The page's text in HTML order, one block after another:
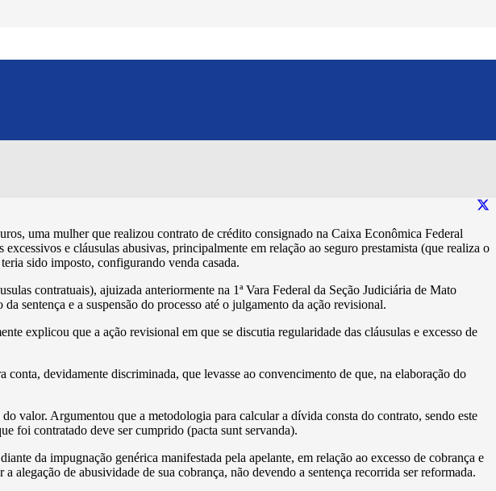
relativos ao suposto excesso na
uma mulher que realizou contrato de crédito consignado na Caixa Econômica Federal
e cláusulas abusivas, principalmente em relação ao seguro prestamista (que realiza o
sido imposto, configurando venda casada.
contratuais), ajuizada anteriormente na 1ª Vara Federal da Seção Judiciária de Mato
sentença e a suspensão do processo até o julgamento da ação revisional.
explicou que a ação revisional em que se discutia regularidade das cláusulas e excesso de
conta, devidamente discriminada, que levasse ao convencimento de que, na elaboração do
valor. Argumentou que a metodologia para calcular a dívida consta do contrato, sendo este
foi contratado deve ser cumprido (pacta sunt servanda).
da impugnação genérica manifestada pela apelante, em relação ao excesso de cobrança e
de abusividade de sua cobrança, não devendo a sentença recorrida ser reformada.